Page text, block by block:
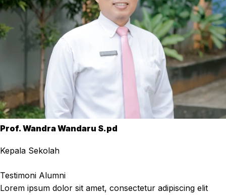
Prof. Wandra Wandaru S.pd
Kepala Sekolah
Testimoni Alumni
Lorem ipsum dolor sit amet, consectetur adipiscing elit